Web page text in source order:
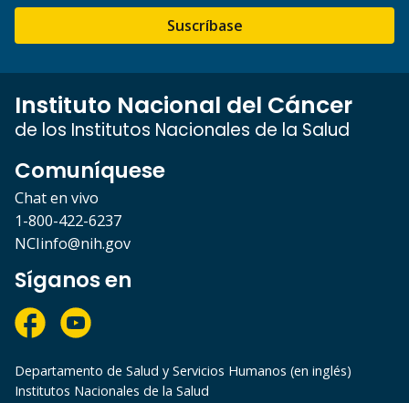
Suscríbase
Instituto Nacional del Cáncer
de los Institutos Nacionales de la Salud
Comuníquese
Chat en vivo
1-800-422-6237
NCIinfo@nih.gov
Síganos en
Departamento de Salud y Servicios Humanos (en inglés)
Institutos Nacionales de la Salud